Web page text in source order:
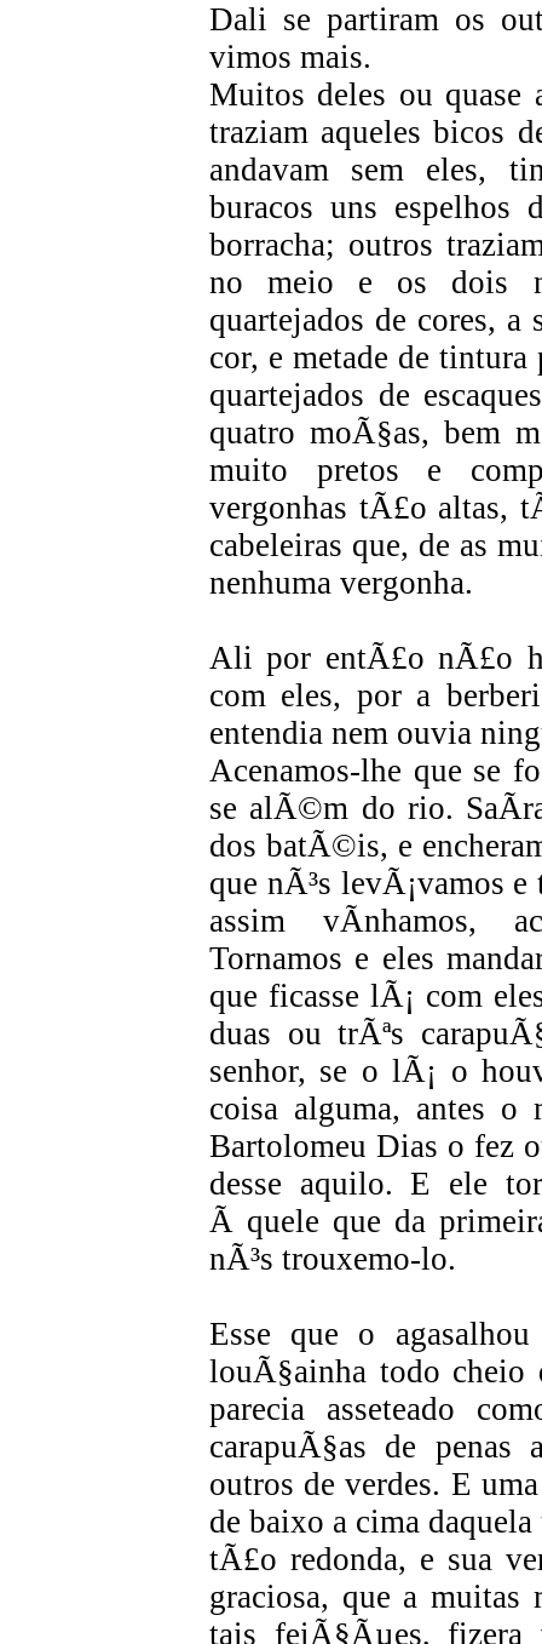
Dali se partiram os
vimos mais.
Muitos deles ou quase
traziam aqueles bicos
andavam sem eles,
buracos uns espelhos
borracha; outros
no meio e os dois
quartejados de cores, a
cor, e metade de tintura
quartejados de
quatro moÃ§as, bem
muito pretos e
vergonhas tÃ£o altas,
cabeleiras que, de as
nenhuma vergonha.
Ali por entÃ£o nÃ£o
com eles, por a
entendia nem ouvia
Acenamos-lhe que se
se alÃ©m do rio.
dos batÃ©is, e
que nÃ³s levÃ¡vamos
assim vÃ­nhamos,
Tornamos e eles
que ficasse lÃ¡ com
duas ou trÃªs
senhor, se o lÃ¡ o
coisa alguma, antes o
Bartolomeu Dias o fez
desse aquilo. E ele
Ã quele que da
nÃ³s trouxemo-lo.
Esse que o
louÃ§ainha todo cheio
parecia asseteado
carapuÃ§as de penas
outros de verdes. E
de baixo a cima
tÃ£o redonda, e sua
graciosa, que a muitas
tais feiÃ§Ãµes, fizera